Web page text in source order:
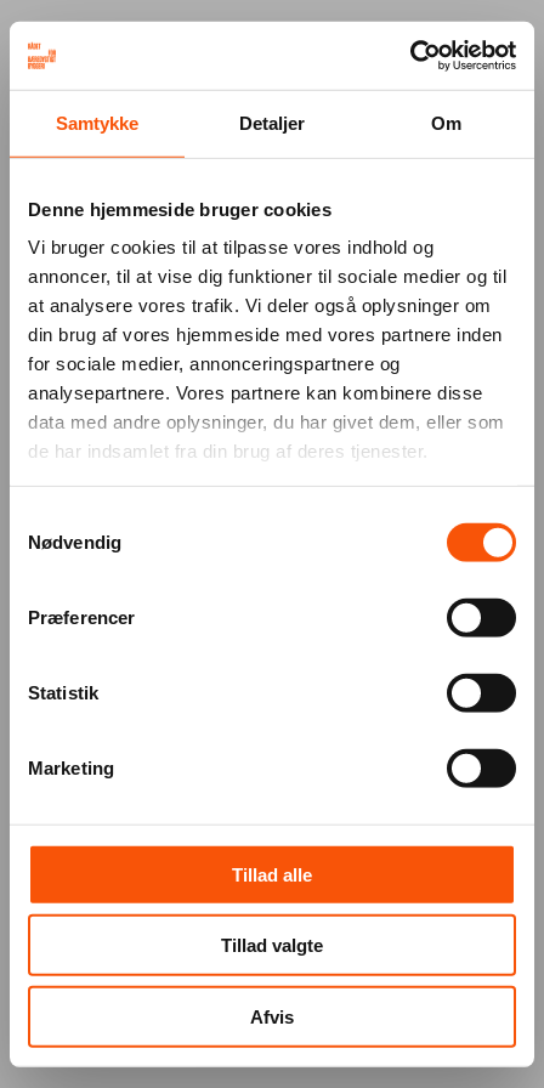
Samtykke Detaljer Om
Denne hjemmeside bruger cookies
Vi bruger cookies til at tilpasse vores indhold og
annoncer, til at vise dig funktioner til sociale medier og til
at analysere vores trafik. Vi deler også oplysninger om
din brug af vores hjemmeside med vores partnere inden
for sociale medier, annonceringspartnere og
analysepartnere. Vores partnere kan kombinere disse
data med andre oplysninger, du har givet dem, eller som
de har indsamlet fra din brug af deres tjenester.
Nødvendig
Præferencer
Statistik
Marketing
Tillad alle
Tillad valgte
Afvis
Your browser was unable to load
again in a few moments and make sure not
to use ad-blockers.